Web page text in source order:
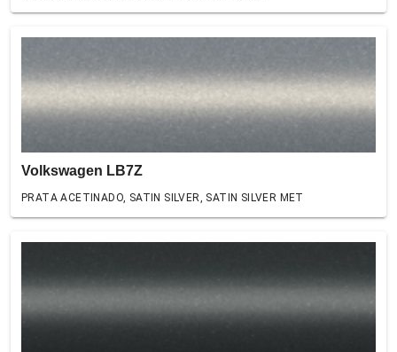
Volkswagen LB7Z
PRATA ACETINADO, SATIN SILVER, SATIN SILVER MET